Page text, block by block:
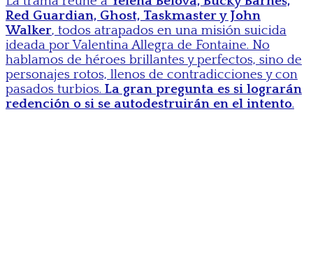
Red Guardian, Ghost, Taskmaster y John
Walker, todos atrapados en una misión suicida
ideada por Valentina Allegra de Fontaine. No
hablamos de héroes brillantes y perfectos, sino de
personajes rotos, llenos de contradicciones y con
pasados turbios. La gran pregunta es si lograrán
redención o si se autodestruirán en el intento.